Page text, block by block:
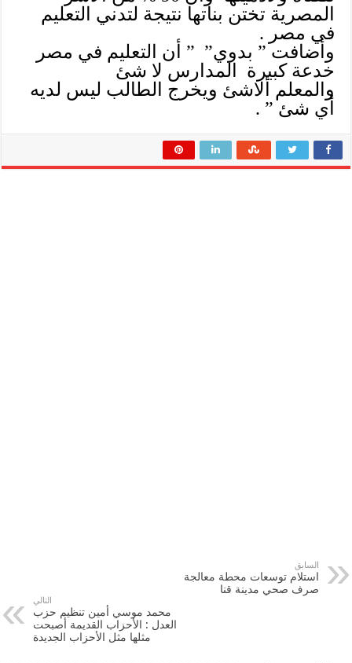
المصرية تختن بناتها نتيجة لتدني التعليم
في مصر .
وأضافت ” بدوي” ” أن التعليم في مصر
خدعة كبيرة المدارس لا شئ
والمعلم ألاشئ ويخرج الطالب ليس لديه
أي شئ ” .
السابق
استلام توسعات محطة معالجة
صرف صحي مدينة قنا
التالي
محمد موسي أمين تنظيم حزب
العدل : الأحزاب القديمة أصبحت
مثلها مثل الأحزاب الجديدة